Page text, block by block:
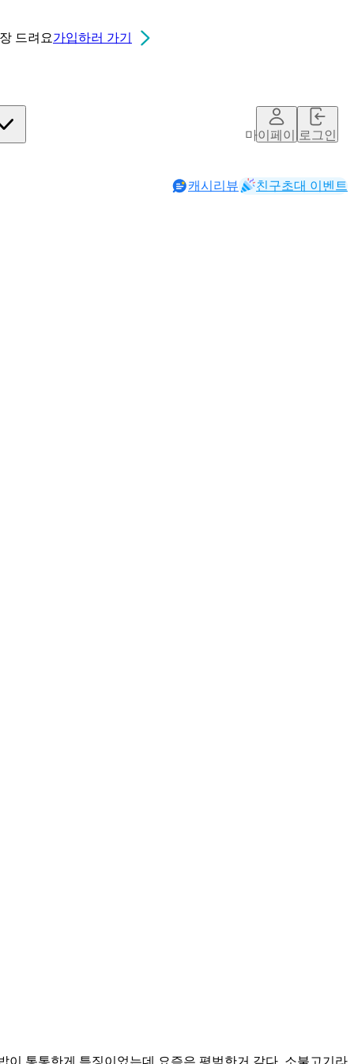
드려요가입하러 가기
마이페이지로그인
캐시리뷰 친구초대 이벤트
통통한게 특징이었는데 요즘은 평범한거 같다. 소불고기라